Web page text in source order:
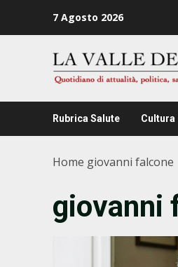
7 Agosto 2026
Rubrica Salute Cultura
Home giovanni falcone
giovanni